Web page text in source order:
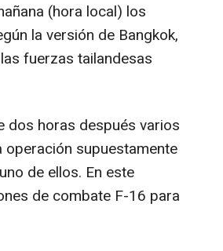
(hora local) los
la versión de Bangkok,
fuerzas tailandesas
dos horas después varios
supuestamente
de ellos. En este
de combate F-16 para